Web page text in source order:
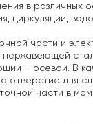
в различных
циркуляции,
части и
– осевой. В
для
части в